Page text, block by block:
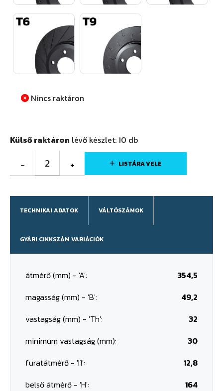
Nincs raktáron
Külső raktáron lévő készlet:10 db
- 2 + LISTÁRA VELE
TECHNIKAI ADATOK VÁLTÓSZÁMOK
GYÁRI CIKKSZÁM VARIÁCIÓK
átmérő (mm) - 'A':
354,5
magasság (mm) - 'B':
49,2
vastagság (mm) - 'Th':
32
minimum vastagság (mm):
30
furatátmérő - 'I1':
12,8
belső átmérő - 'H':
164